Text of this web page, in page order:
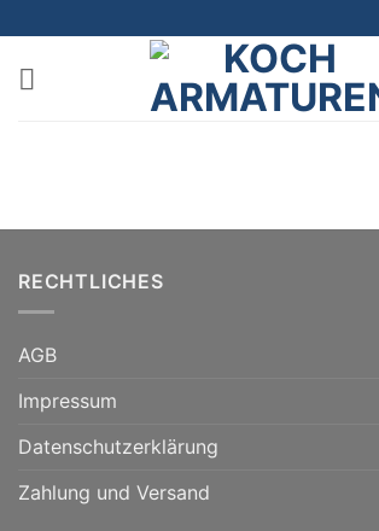
Inhalt
springen
RECHTLICHES
AGB
Impressum
Datenschutzerklärung
Zahlung und Versand